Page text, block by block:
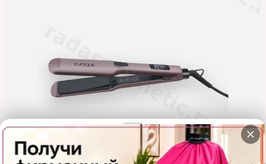
Кератин
Ещё категории